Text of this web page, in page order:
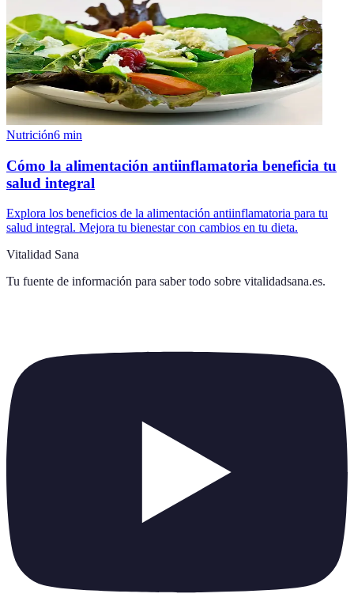
Nutrición6 min
Cómo la alimentación antiinflamatoria beneficia tu
salud integral
Explora los beneficios de la alimentación antiinflamatoria para tu
salud integral. Mejora tu bienestar con cambios en tu dieta.
Vitalidad Sana
Tu fuente de información para saber todo sobre vitalidadsana.es.